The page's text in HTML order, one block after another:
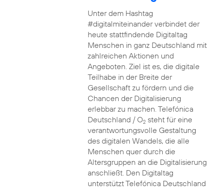
Unter dem Hashtag
#digitalmiteinander verbindet der
heute stattfindende Digitaltag
Menschen in ganz Deutschland mit
zahlreichen Aktionen und
Angeboten. Ziel ist es, die digitale
Teilhabe in der Breite der
Gesellschaft zu fördern und die
Chancen der Digitalisierung
erlebbar zu machen. Telefónica
Deutschland / O2steht für eine
verantwortungsvolle Gestaltung
des digitalen Wandels, die alle
Menschen quer durch die
Altersgruppen an die Digitalisierung
anschließt. Den Digitaltag
unterstützt Telefónica Deutschland